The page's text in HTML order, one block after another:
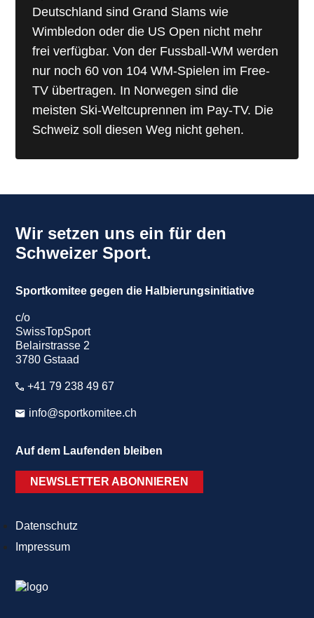
Deutschland sind Grand Slams wie
Wimbledon oder die US Open nicht mehr
frei verfügbar. Von der Fussball-WM werden
nur noch 60 von 104 WM-Spielen im Free-
TV übertragen. In Norwegen sind die
meisten Ski-Weltcuprennen im Pay-TV. Die
Schweiz soll diesen Weg nicht gehen.
Wir setzen uns ein für den
Schweizer Sport.
Sportkomitee gegen die Halbierungsinitiative
c/o
SwissTopSport
Belairstrasse 2
3780 Gstaad
+41 79 238 49 67
info@sportkomitee.ch
Auf dem Laufenden bleiben
NEWSLETTER ABONNIEREN
Datenschutz
Impressum